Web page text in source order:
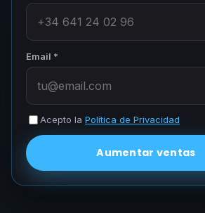
Email *
Acepto la Política de Privacidad
Aumentar ventas